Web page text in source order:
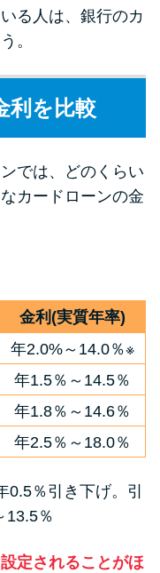
由と借りた場合
い理由
金を借りるに
準と工面法
クでも審査に通
ックか確かめる
どっちがいい
ンの選び方を徹
る人は、銀行のカ
。
利を比較
では、どのくらい
カードローンの金
金利(実質年率)
年2.0%～14.0％※
年1.5％～14.5％
年1.8％～14.6％
年2.5％～18.0％
％引き下げ。引
13.5％
定されることがほ